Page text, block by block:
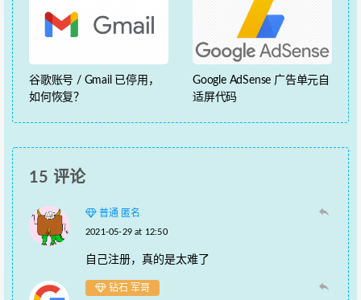
谷歌账号 / Gmail 已停用，
如何恢复？
Google AdSense 广告单元自
适屏代码
15 评论
普通 匿名
2021-05-29 at 12:50
自己注册，真的是太难了
钻石 军哥